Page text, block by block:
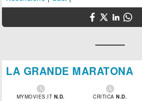
LA GRANDE MARATONA

MYMOVIES.IT N.D.

CRITICAN.D.